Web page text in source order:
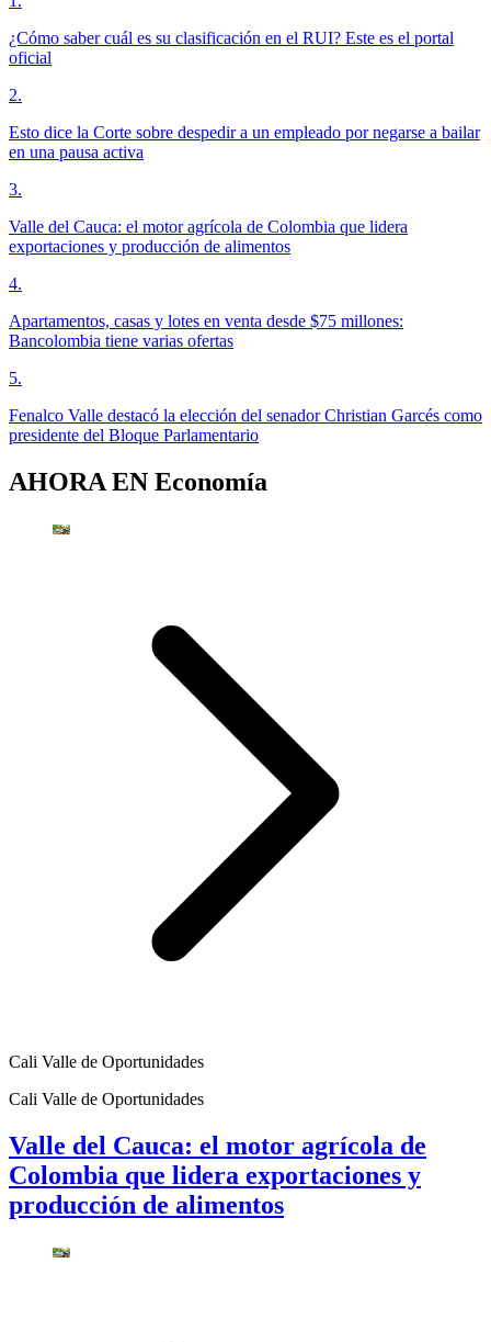
¿Cómo saber cuál es su clasificación en el RUI? Este es el portal
oficial
2.
Esto dice la Corte sobre despedir a un empleado por negarse a bailar
en una pausa activa
3.
Valle del Cauca: el motor agrícola de Colombia que lidera
exportaciones y producción de alimentos
4.
Apartamentos, casas y lotes en venta desde $75 millones:
Bancolombia tiene varias ofertas
5.
Fenalco Valle destacó la elección del senador Christian Garcés como
presidente del Bloque Parlamentario
AHORA EN Economía
Cali Valle de Oportunidades
Cali Valle de Oportunidades
Valle del Cauca: el motor agrícola de
Colombia que lidera exportaciones y
producción de alimentos